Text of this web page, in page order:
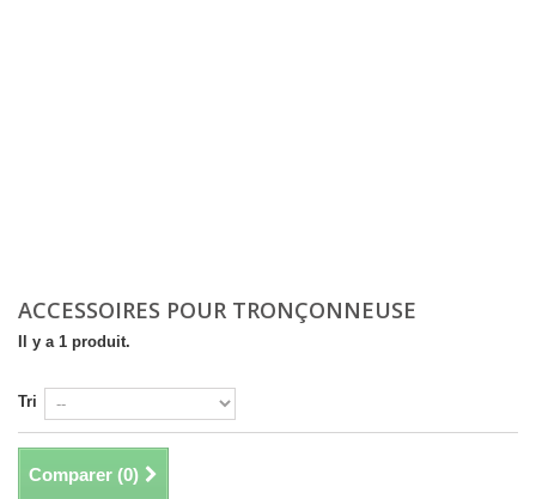
ACCESSOIRES POUR TRONÇONNEUSE
Il y a 1 produit.
Tri
Comparer (0)